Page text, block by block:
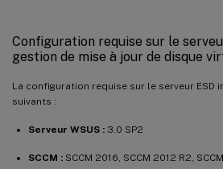
Configuration requise sur le
gestion de mise à jour de disque
La configuration requise sur le serveur ESD
suivants :
Serveur WSUS : 3.0 SP2
SCCM : SCCM 2016, SCCM 2012 R2,